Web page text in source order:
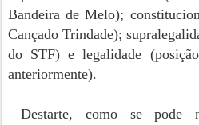
Bandeira de Melo);
Cançado Trindade);
do STF) e legalidade
anteriormente).
Destarte, como se pode